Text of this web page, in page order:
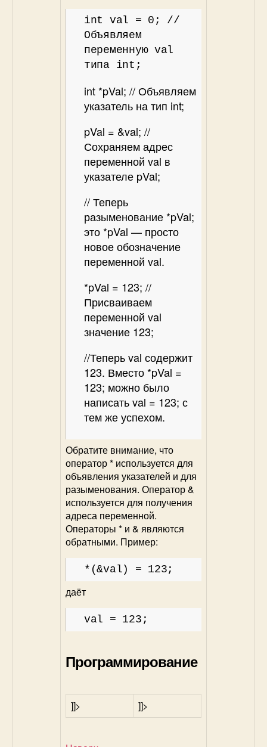
int val = 0; //
Объявляем
переменную val
типа int;
int *pVal; // Объявляем
указатель на тип int;
pVal = &val; //
Сохраняем адрес
переменной val в
указателе pVal;
// Теперь
разыменование *pVal;
это *pVal — просто
новое обозначение
переменной val.
*pVal = 123; //
Присваиваем
переменной val
значение 123;
//Теперь val содержит
123. Вместо *pVal =
123; можно было
написать val = 123; с
тем же успехом.
Обратите внимание, что
оператор * используется для
объявления указателей и для
разыменования. Оператор &
используется для получения
адреса переменной.
Операторы * и & являются
обратными. Пример:
*(&val) = 123;
даёт
val = 123;
Программирование
]]> ]]>